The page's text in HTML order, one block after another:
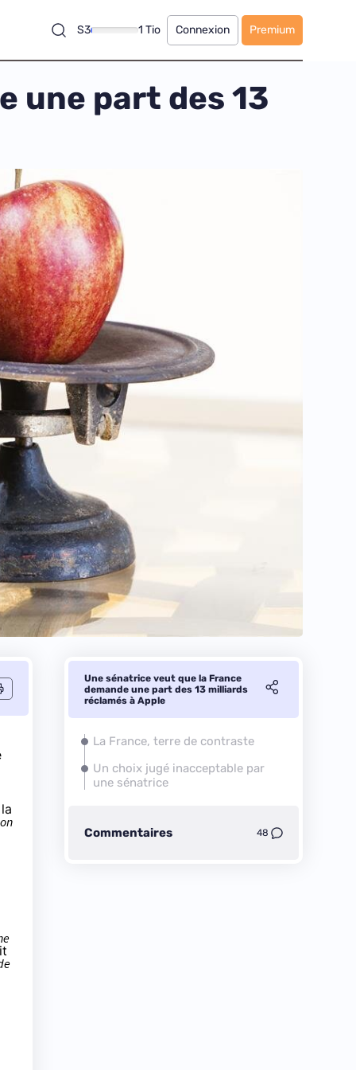
S3 1 Tio Connexion Premium
une part des 13
Une sénatrice veut que la France
demande une part des 13 milliards
réclamés à Apple
La France, terre de contraste
Un choix jugé inacceptable par
une sénatrice
Commentaires 48